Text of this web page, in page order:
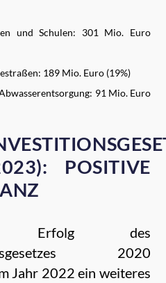
und Schulen: 301 Mio. Euro
189 Mio. Euro (19%)
91 Mio. Euro
POSITIVE
Erfolg des
2020
Jahr 2022 ein weiteres